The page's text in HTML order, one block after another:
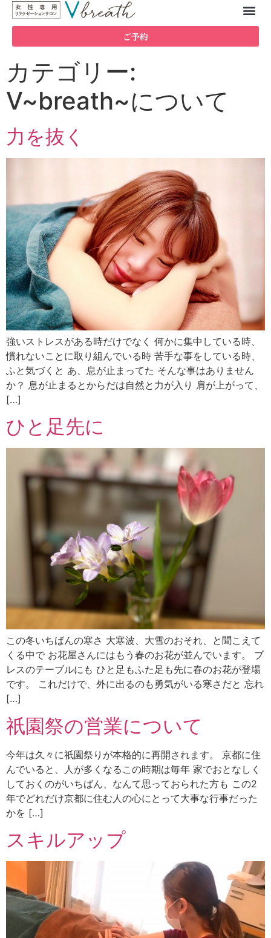
ご予約
カテゴリー:
V~breath~について
力を抜く
強いストレスがある時だけでなく 何かに集中している時、
慣れないことに取り組んでいる時 苦手な事をしている時、
ふと気づくと あ、息が止まってた そんな事はありません
か？ 息が止まるとからだは自然と力が入り 肩が上がって、
[…]
ひと足先に
この冬いちばんの寒さ 大寒波、大雪のおそれ、と聞こえて
くる中で お花屋さんにはもう春のお花が並んでいます。 ブ
レスのテーブルにも ひと足もふた足も先に春のお花が登場
です。 これだけで、外に出るのも勇気がいる寒さだと 忘れ
[…]
祇園祭の営業について
今年は久々に祇園祭りが本格的に再開されます。 京都に住
んでいると、人が多くなるこの時期は毎年 家でおとなしく
しておくのがいちばん、なんて思っておられた方も この2
年でどれだけ京都に住む人の心にとって大事な行事だった
かを […]
スキルアップ